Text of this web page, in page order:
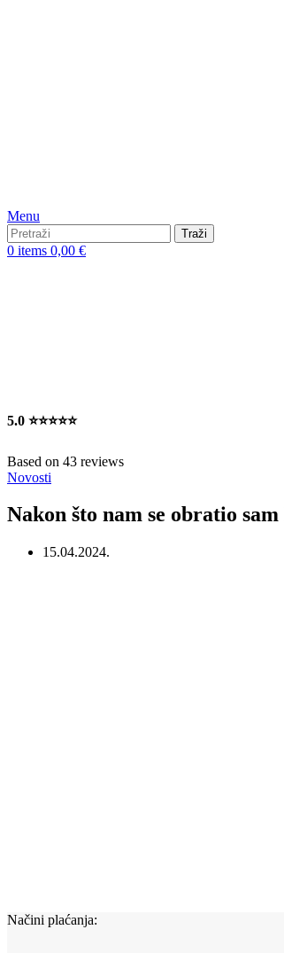
Menu
Traži
0 items 0,00 €
5.0 ⭐⭐⭐⭐⭐
Based on 43 reviews
Novosti
Nakon što nam se obratio
15.04.2024.
Načini plaćanja: